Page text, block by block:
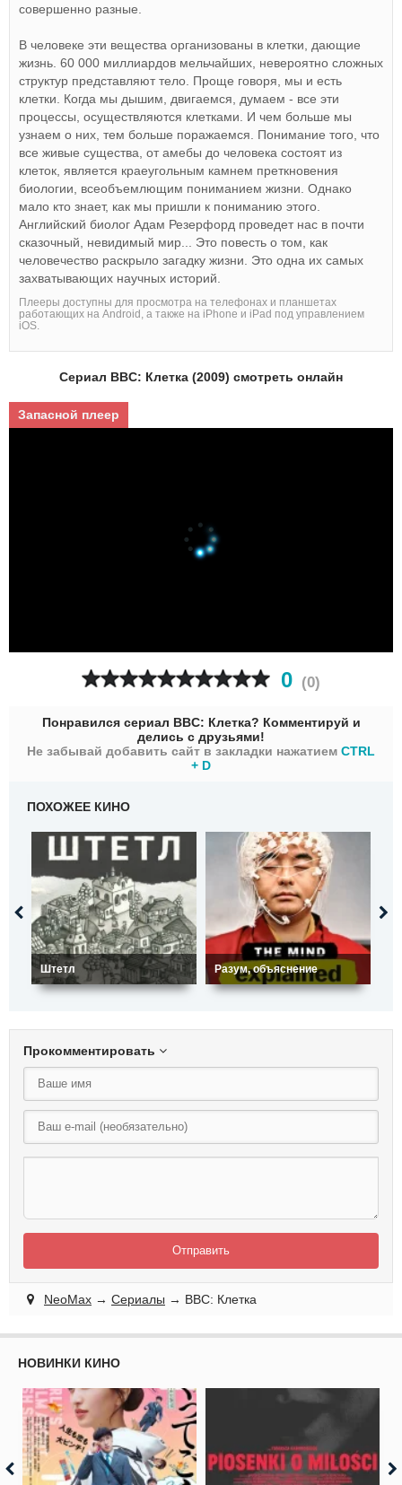
совершенно разные.
В человеке эти вещества организованы в клетки, дающие
жизнь. 60 000 миллиардов мельчайших, невероятно сложных
структур представляют тело. Проще говоря, мы и есть
клетки. Когда мы дышим, двигаемся, думаем - все эти
процессы, осуществляются клетками. И чем больше мы
узнаем о них, тем больше поражаемся. Понимание того, что
все живые существа, от амебы до человека состоят из
клеток, является краеугольным камнем преткновения
биологии, всеобъемлющим пониманием жизни. Однако
мало кто знает, как мы пришли к пониманию этого.
Английский биолог Адам Резерфорд проведет нас в почти
сказочный, невидимый мир... Это повесть о том, как
человечество раскрыло загадку жизни. Это одна их самых
захватывающих научных историй.
Плееры доступны для просмотра на телефонах и планшетах
работающих на Android, а также на iPhone и iPad под управлением
iOS.
Сериал BBC: Клетка (2009) смотреть онлайн
Запасной плеер
0 (0)
Понравился сериал BBC: Клетка? Комментируй и
делись с друзьями!
Не забывай добавить сайт в закладки нажатием CTRL
+ D
ПОХОЖЕЕ КИНО
Штетл Разум, объяснение
Прокомментировать
Отправить
NeoMax → Сериалы → BBC: Клетка
НОВИНКИ КИНО